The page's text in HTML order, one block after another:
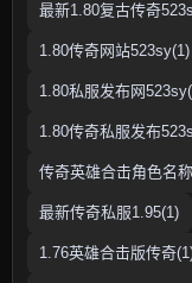
最新1.80复古传奇
1.80传奇网站523sy(1)
1.80私服发布网
1.80传奇私服发布
传奇英雄合击角色名
最新传奇私服1.95(1)
1.76英雄合击版传奇